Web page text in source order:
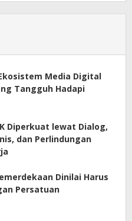
Media Digital
Tangguh Hadapi
Diperkuat lewat Dialog,
dan Perlindungan
Dinilai Harus
Persatuan